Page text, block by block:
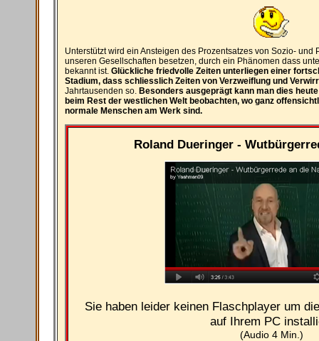
Unterstützt wird ein Ansteigen des Prozentsatzes von Sozio-
unseren Gesellschaften besetzen, durch ein Phänomen dass
bekannt ist. Glückliche friedvolle Zeiten unterliegen einer
Stadium, dass schliesslich Zeiten von Verzweiflung und
Jahrtausenden so. Besonders ausgeprägt kann man dies
beim Rest der westlichen Welt beobachten, wo ganz
normale Menschen am Werk sind.
Roland Dueringer -
Sie haben leider keinen Flaschplayer um
auf Ihrem PC
(Audio 4 Min.)